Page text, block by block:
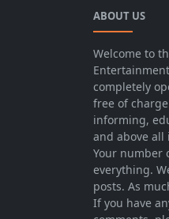
ABOUT US
Welcome to
completely
free of
informing,
and above
Your number
everything.
posts. As
If you have